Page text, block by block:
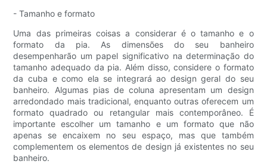
- Tamanho e formato
Uma das primeiras coisas a considerar é o tamanho e o
formato da pia. As dimensões do seu banheiro
desempenharão um papel significativo na determinação do
tamanho adequado da pia. Além disso, considere o formato
da cuba e como ela se integrará ao design geral do seu
banheiro. Algumas pias de coluna apresentam um design
arredondado mais tradicional, enquanto outras oferecem um
formato quadrado ou retangular mais contemporâneo. É
importante escolher um tamanho e um formato que não
apenas se encaixem no seu espaço, mas que também
complementem os elementos de design já existentes no seu
banheiro.